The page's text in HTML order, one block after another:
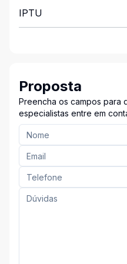
IPTU
Proposta
Preencha os campos para
especialistas entre em